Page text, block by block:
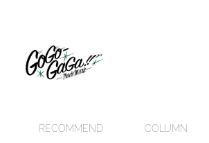
RECOMMEND COLUMN